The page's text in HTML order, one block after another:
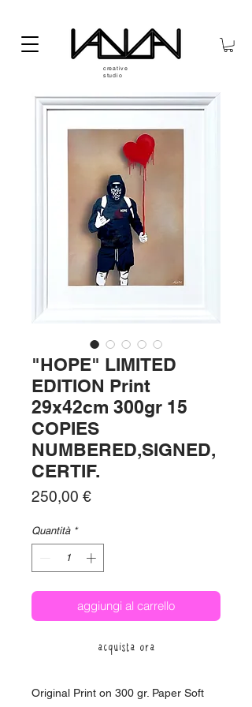
creative
studio
"HOPE" LIMITED
EDITION Print
29x42cm 300gr 15
COPIES
NUMBERED,SIGNED,
CERTIF.
250,00 €Prezzo
Quantità *
aggiungi al carrello
acquista ora
Original Print on 300 gr. Paper Soft